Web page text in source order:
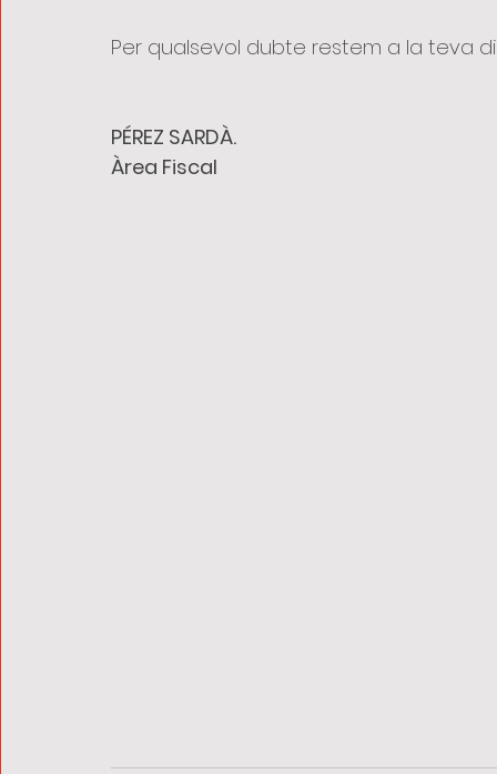
Per qualsevol dubte restem a la teva
PÉREZ SARDÀ.
Àrea Fiscal